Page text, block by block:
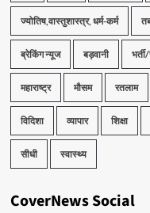
ज्योतिष,वास्तुशास्त्र, धर्म-कर्म
ब्रेकिंग न्यूज बड़वानी
महाराष्ट्र मौसम रतलाम
विदिशा व्यापार शिक्षा
सीधी स्वास्थ्य
CoverNews Social